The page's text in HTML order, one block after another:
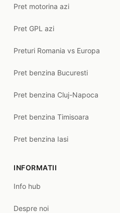
Pret motorina azi
Pret GPL azi
Preturi Romania vs Europa
Pret benzina Bucuresti
Pret benzina Cluj-Napoca
Pret benzina Timisoara
Pret benzina Iasi
INFORMATII
Info hub
Despre noi